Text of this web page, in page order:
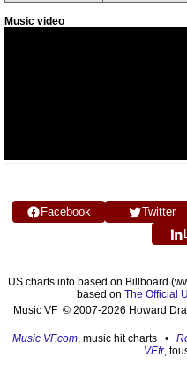
Music video
Facebook Twitter
US charts info based on Billboard
based on The Official
Music VF © 2007-2026 Howard
Music VF.com, music hit charts •
VF.fr,